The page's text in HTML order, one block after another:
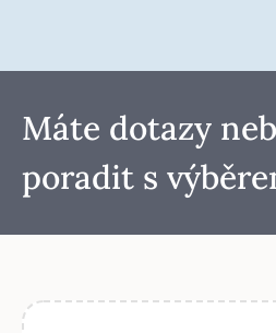
Máte dotazy
poradit s